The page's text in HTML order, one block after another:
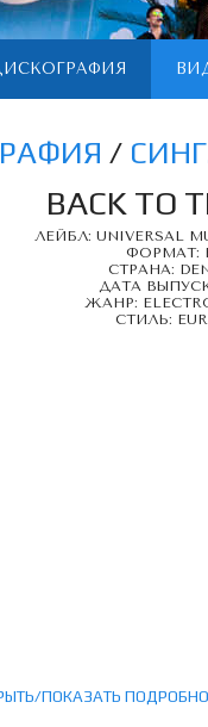
/
BACK TO
ЛЕЙБЛ: UNIVERSAL
ФОРМАТ:
СТРАНА:
ДАТА
ЖАНР:
СТИЛЬ:
ПОКАЗАТЬ